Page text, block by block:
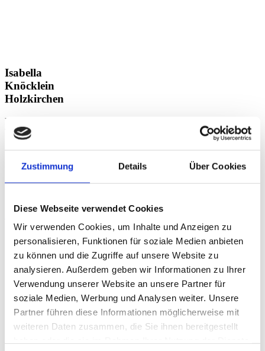
Zustimmung Details Über Cookies
Diese Webseite verwendet Cookies
Wir verwenden Cookies, um Inhalte und Anzeigen zu
personalisieren, Funktionen für soziale Medien anbieten
zu können und die Zugriffe auf unsere Website zu
analysieren. Außerdem geben wir Informationen zu Ihrer
Verwendung unserer Website an unsere Partner für
soziale Medien, Werbung und Analysen weiter. Unsere
Partner führen diese Informationen möglicherweise mit
weiteren Daten zusammen, die Sie ihnen bereitgestellt
Isabella
Knöcklein
Holzkirchen
LEITUNG
THERAPIE,
FACHLICHE
LEITUNG
PT Holzkirchen
Physiotherapeutin
View
Guido